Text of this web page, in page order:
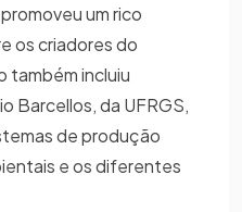
um rico
os criadores do
também incluiu
Barcellos, da UFRGS,
de produção
e os diferentes